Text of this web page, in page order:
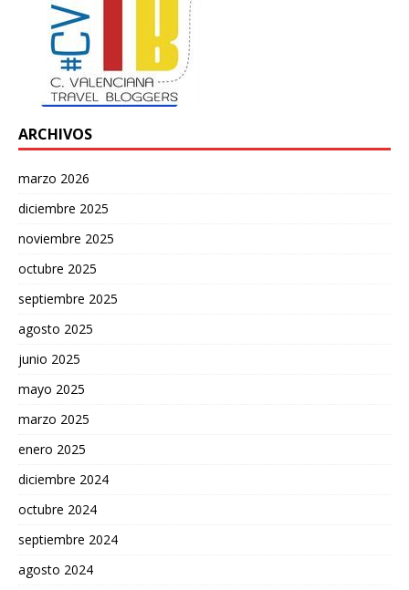
ARCHIVOS
marzo 2026
diciembre 2025
noviembre 2025
octubre 2025
septiembre 2025
agosto 2025
junio 2025
mayo 2025
marzo 2025
enero 2025
diciembre 2024
octubre 2024
septiembre 2024
agosto 2024